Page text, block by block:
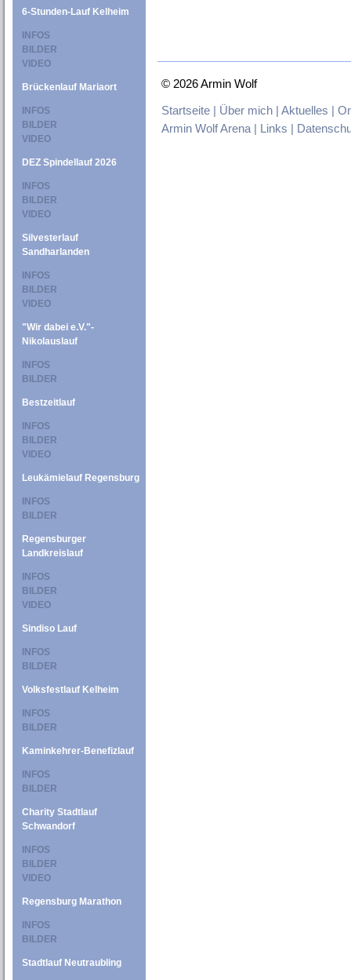
6-Stunden-Lauf Kelheim
INFOS
BILDER
VIDEO
Brückenlauf Mariaort
INFOS
BILDER
VIDEO
DEZ Spindellauf 2026
INFOS
BILDER
VIDEO
Silvesterlauf
Sandharlanden
INFOS
BILDER
VIDEO
"Wir dabei e.V."-
Nikolauslauf
INFOS
BILDER
Bestzeitlauf
INFOS
BILDER
VIDEO
Leukämielauf Regensburg
INFOS
BILDER
Regensburger
Landkreislauf
INFOS
BILDER
VIDEO
Sindiso Lauf
INFOS
BILDER
Volksfestlauf Kelheim
INFOS
BILDER
Kaminkehrer-Benefizlauf
INFOS
BILDER
Charity Stadtlauf
Schwandorf
INFOS
BILDER
VIDEO
Regensburg Marathon
INFOS
BILDER
Stadtlauf Neutraubling
© 2026 Armin Wolf
Startseite | Über mich | Aktuelles |
Armin Wolf Arena | Links |